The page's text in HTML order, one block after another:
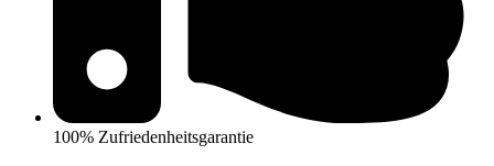
100% Zufriedenheitsgarantie